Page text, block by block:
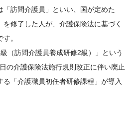
訪問介護員」といい、国が定めた
を修了した人が、介護保険法に基づく
。
（訪問介護員養成研修2級）」という
の介護保険法施行規則改正に伴い廃止
「介護職員初任者研修課程」が導入